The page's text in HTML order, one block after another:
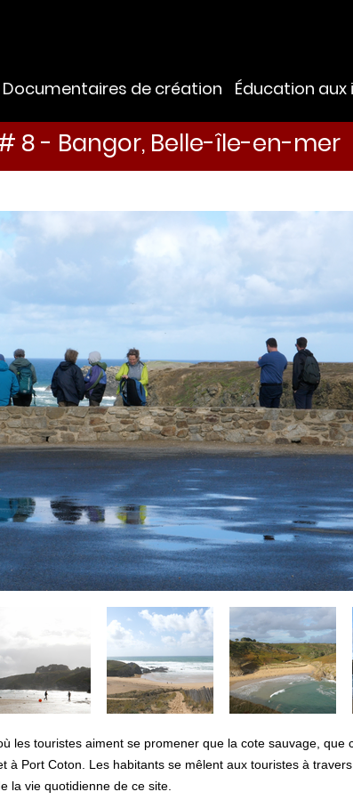
Documentaires de création Éducation aux
8 - Bangor, Belle-île-en-mer
les touristes aiment se promener que la cote sauvage, que
à Port Coton. Les habitants se mêlent aux touristes à
la vie quotidienne de ce site.